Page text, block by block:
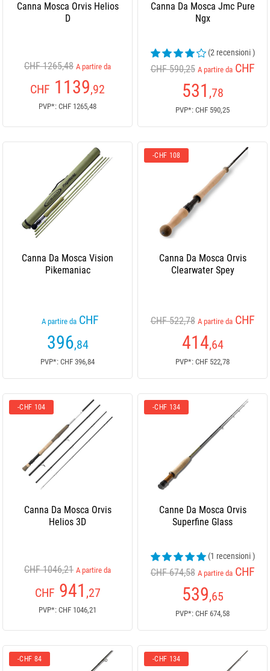
Canna Mosca Orvis Helios
D
CHF 1265,48 A partire da
CHF 1139,92
PVP*: CHF 1265,48
Canna Da Mosca Jmc Pure
Ngx
(2 recensioni )
CHF 590,25 A partire da CHF
531 ,78
PVP*: CHF 590,25
Canna Da Mosca Vision
Pikemaniac
A partire da CHF
396,84
PVP*: CHF 396,84
-CHF 108
Canna Da Mosca Orvis
Clearwater Spey
CHF 522,78 A partire da CHF
414,64
PVP*: CHF 522,78
-CHF 104
Canna Da Mosca Orvis
Helios 3D
CHF 1046,21 A partire da
CHF 941 ,27
PVP*: CHF 1046,21
-CHF 134
Canne Da Mosca Orvis
Superfine Glass
(1 recensioni )
CHF 674,58 A partire da CHF
539,65
PVP*: CHF 674,58
-CHF 84 -CHF 134